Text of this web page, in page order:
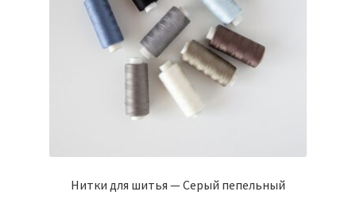
товара.
Нитки для шитья — Серый пепельный